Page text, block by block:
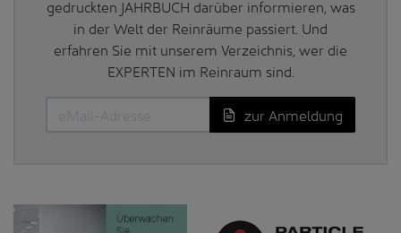
gedruckten JAHRBUCH darüber informieren, was
in der Welt der Reinräume passiert. Und
erfahren Sie mit unserem Verzeichnis, wer die
EXPERTEN im Reinraum sind.
zur Anmeldung